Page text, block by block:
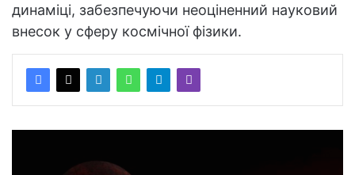
динаміці, забезпечуючи неоціненний науковий
внесок у сферу космічної фізики.